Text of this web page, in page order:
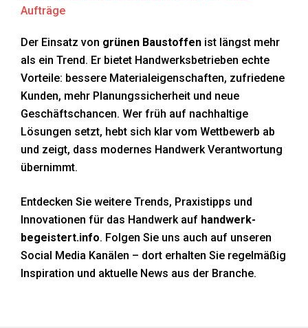
Aufträge
Der Einsatz von grünen Baustoffen ist längst mehr
als ein Trend. Er bietet Handwerksbetrieben echte
Vorteile: bessere Materialeigenschaften, zufriedene
Kunden, mehr Planungssicherheit und neue
Geschäftschancen. Wer früh auf nachhaltige
Lösungen setzt, hebt sich klar vom Wettbewerb ab
und zeigt, dass modernes Handwerk Verantwortung
übernimmt.
Entdecken Sie weitere Trends, Praxistipps und
Innovationen für das Handwerk auf handwerk-
begeistert.info. Folgen Sie uns auch auf unseren
Social Media Kanälen – dort erhalten Sie regelmäßig
Inspiration und aktuelle News aus der Branche.